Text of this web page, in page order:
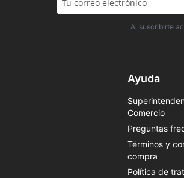
Al suscribirte
Ayuda
Comercio
Preguntas
Términos y
compra
Política de